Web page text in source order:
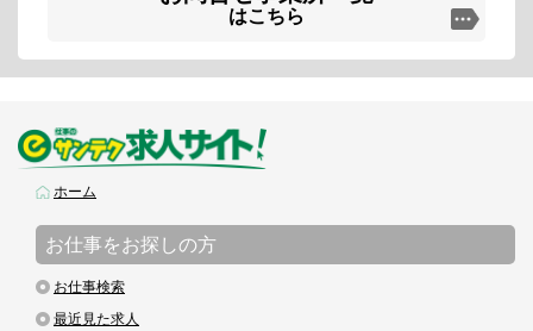
はこちら
ホーム
お仕事をお探しの方
お仕事検索
最近見た求人